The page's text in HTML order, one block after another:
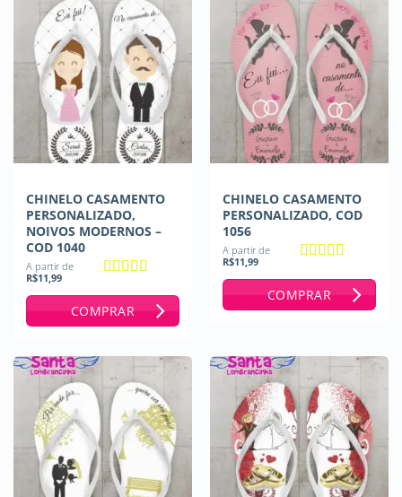
CHINELO CASAMENTO
PERSONALIZADO,
NOIVOS MODERNOS –
COD 1040
A partir de
R$11,99
COMPRAR
CHINELO CASAMENTO
PERSONALIZADO, COD
1056
A partir de
R$11,99
COMPRAR